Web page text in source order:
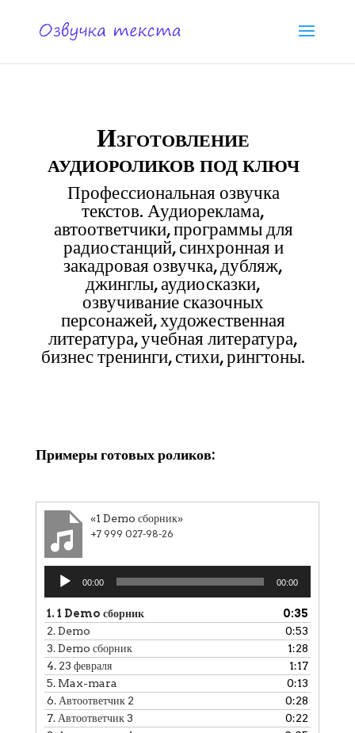
Изготовление
аудиороликов под ключ
Профессиональная озвучка
текстов. Аудиореклама,
автоответчики, программы для
радиостанций, синхронная и
закадровая озвучка, дубляж,
джинглы, аудиосказки,
озвучивание сказочных
персонажей, художественная
литература, учебная литература,
бизнес тренинги, стихи, рингтоны.
Примеры готовых роликов:
«1 Demo сборник»
+7 999 027-98-26
Аудиоплеер
00:00 00:00
1. 1 Demo сборник
0:35
2.Demo
0:53
3.Demo сборник
1:28
4. 23 февраля
1:17
5. Max-mara
0:13
6. Автоответчик 2
0:28
7. Автоответчик 3
0:22